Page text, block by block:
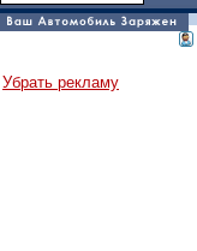
Убрать рекламу